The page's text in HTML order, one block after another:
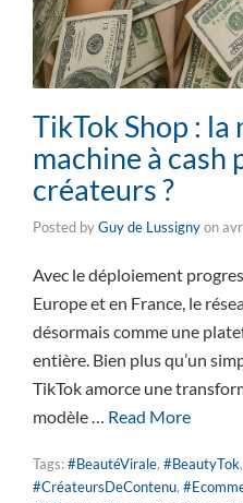
TikTok Shop : la
machine à cash
créateurs ?
Posted byGuy de Lussignyon
Avec le déploiement
Europe et en France, le
désormais comme une
entière. Bien plus qu’un
TikTok amorce une
modèle … Read More
Tags:#BeautéVirale, #BeautyTok,
#CréateursDeContenu,